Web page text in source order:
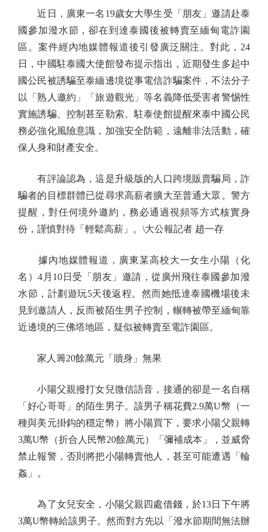
近日，廣東一名19歲女大學生受「朋友」邀請赴泰
國參加潑水節，卻在到達泰國後被轉賣至緬甸電詐園
區。案件經內地媒體報道後引發廣泛關注。對此，24
日，中國駐泰國大使館發布提示指出，近期發生多起中
國公民被誘騙至泰緬邊境從事電信詐騙案件，不法分子
以「熟人邀約」「旅遊觀光」等名義降低受害者警惕性
實施誘騙、控制甚至勒索。駐泰使館提醒來泰中國公民
務必強化風險意識，加強安全防範，遠離非法活動，確
保人身和財產安全。
有評論認為，這是升級版的人口跨境販賣騙局，詐
騙者的目標群體已從尋求高薪者擴大至普通大眾。警方
提醒，對任何境外邀約，務必通過視頻等方式核實身
份，謹慎對待「輕鬆高薪」。\大公報記者 趙一存
據內地媒體報道，廣東某高校大一女生小陽（化
名）4月10日受「朋友」邀請，從廣州飛往泰國參加潑
水節，計劃遊玩5天後返程。然而她抵達泰國機場後未
見到邀請人，反而被陌生男子控制，輾轉被帶至緬甸靠
近邊境的三佛塔地區，疑似被轉賣至電詐園區。
家人籌20餘萬元「贖身」無果
小陽父親撥打女兒微信語音，接通的卻是一名自稱
「好心哥哥」的陌生男子。該男子稱花費2.9萬U幣（一
種與美元掛鈎的穩定幣）將小陽買下，要求小陽父親轉
3萬U幣（折合人民幣20餘萬元）「彌補成本」，並威脅
禁止報警，否則將把小陽轉賣他人，甚至可能遭遇「輪
姦」。
為了女兒安全，小陽父親四處借錢，於13日下午將
3萬U幣轉給該男子。然而對方先以「潑水節期間無法辦